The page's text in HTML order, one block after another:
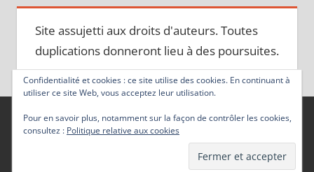
Site assujetti aux droits d'auteurs. Toutes
duplications donneront lieu à des poursuites.
Thème WordPress : Tortuga par ThemeZee.
Confidentialité et cookies : ce site utilise des cookies. En continuant à
utiliser ce site Web, vous acceptez leur utilisation.
Pour en savoir plus, notamment sur la façon de contrôler les cookies,
consultez : Politique relative aux cookies